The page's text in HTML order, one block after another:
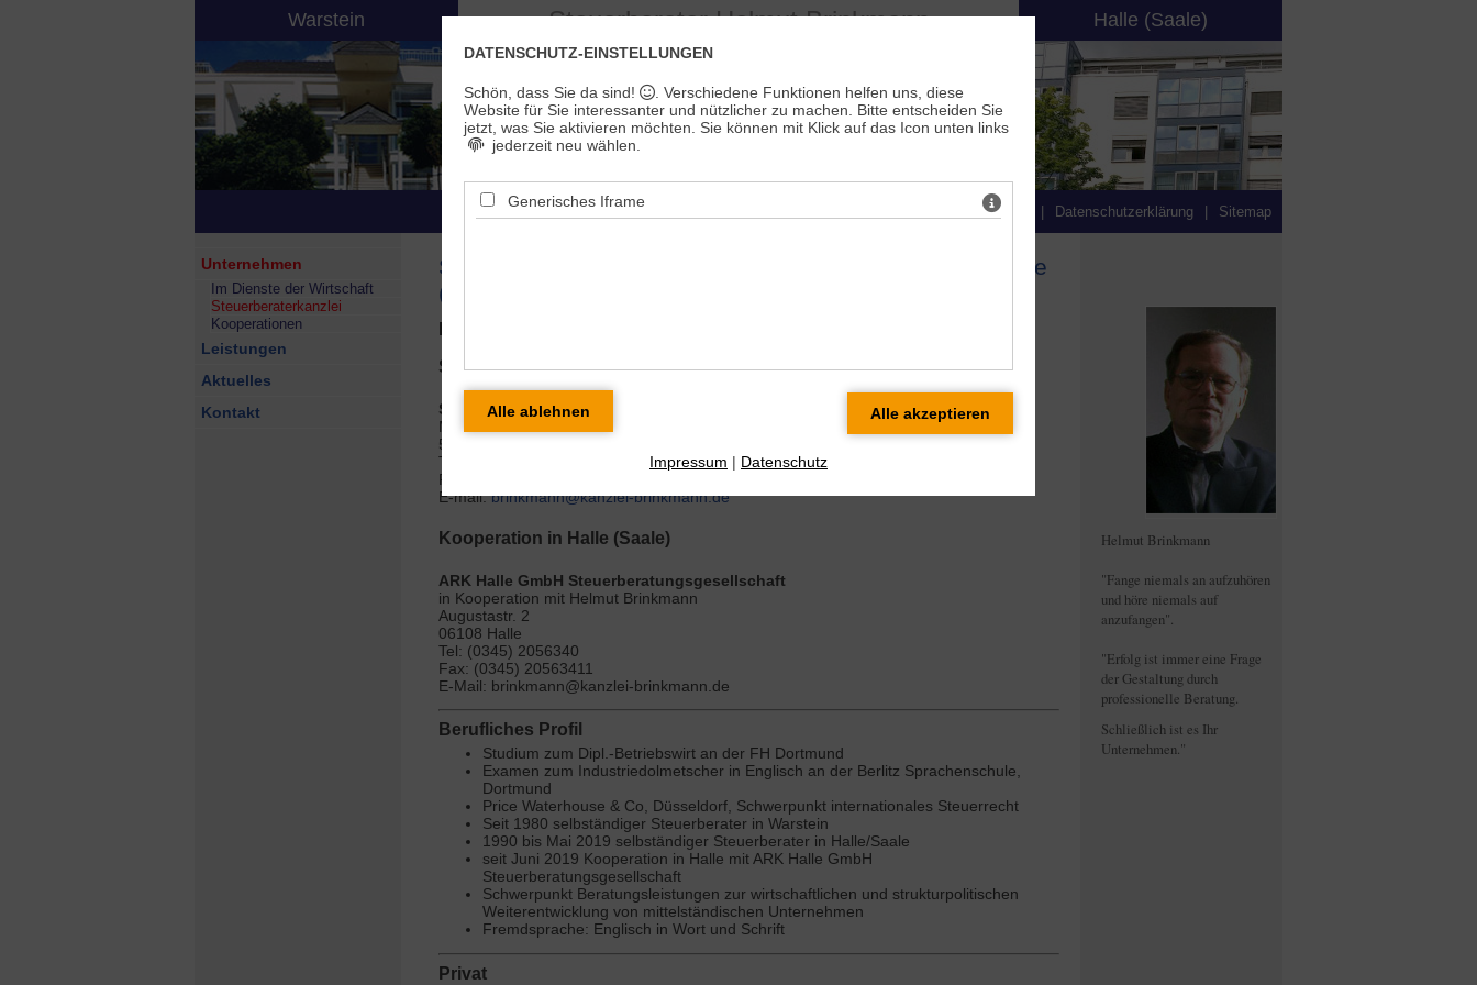
Warstein Steuerberater Helmut Brinkmann
Mittelständische
Unternehmen
International
tätige Unternehmen
Heilberufe
Halle (Saale)
Impressum Datenschutzerklärung Sitemap
Unternehmen
Im Dienste der Wirtschaft
Steuerberaterkanzlei
Kooperationen
Leistungen
Aktuelles
Kontakt
Steuerberaterkanzlei in Warstein und Kooperation in Halle
(Saale)
Selbständiger Steuerberater in Warstein
Steuerkanzlei Brinkmann
Möhnestr. 177
59581 Warstein
Telefon: (02925) 1418
Fax: (02925) 1412
E-mail:brinkmann@kanzlei-brinkmann.de
Kooperation in Halle (Saale)
ARK Halle GmbH Steuerberatungsgesellschaft
in Kooperation mit Helmut Brinkmann
Augustastr. 2
06108 Halle
Tel: (0345) 2056340
Fax: (0345) 20563411
E-Mail: brinkmann@kanzlei-brinkmann.de
Berufliches Profil
Studium zum Dipl.-Betriebswirt an der FH Dortmund
Examen zum Industriedolmetscher in Englisch an der Berlitz Sprachenschule,
Dortmund
Price Waterhouse & Co, Düsseldorf, Schwerpunkt internationales Steuerrecht
Seit 1980 selbständiger Steuerberater in Warstein
1990 bis Mai 2019 selbständiger Steuerberater in Halle/Saale
seit Juni 2019 Kooperation in Halle mit ARK Halle GmbH
Steuerberatungsgesellschaft
Schwerpunkt Beratungsleistungen zur wirtschaftlichen und strukturpolitischen
Weiterentwicklung von mittelständischen Unternehmen
Fremdsprache: Englisch in Wort und Schrift
Privat
Helmut Brinkmann
"Fange niemals an aufzuhören
und höre niemals auf
anzufangen".
"Erfolg ist immer eine Frage
der Gestaltung durch
professionelle Beratung.
Schließlich ist es Ihr
Unternehmen."
DATENSCHUTZ-EINSTELLUNGEN
Schön, dass Sie da sind!
. Verschiedene Funktionen helfen uns, diese
Website für Sie interessanter und nützlicher zu machen.
Bitte entscheiden Sie
jetzt, was Sie aktivieren möchten. Sie können mit Klick auf das Icon unten links
jederzeit neu wählen.
Generisches Iframe
Impressum | Datenschutz